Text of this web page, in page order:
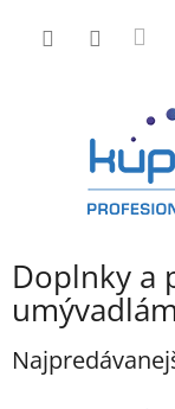
Doplnky a
umývadlám